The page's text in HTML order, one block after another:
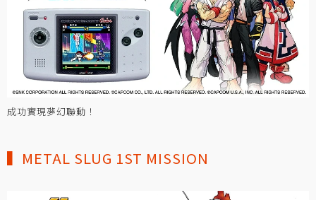
成功實現夢幻聯動！
▍METAL SLUG 1ST MISSION